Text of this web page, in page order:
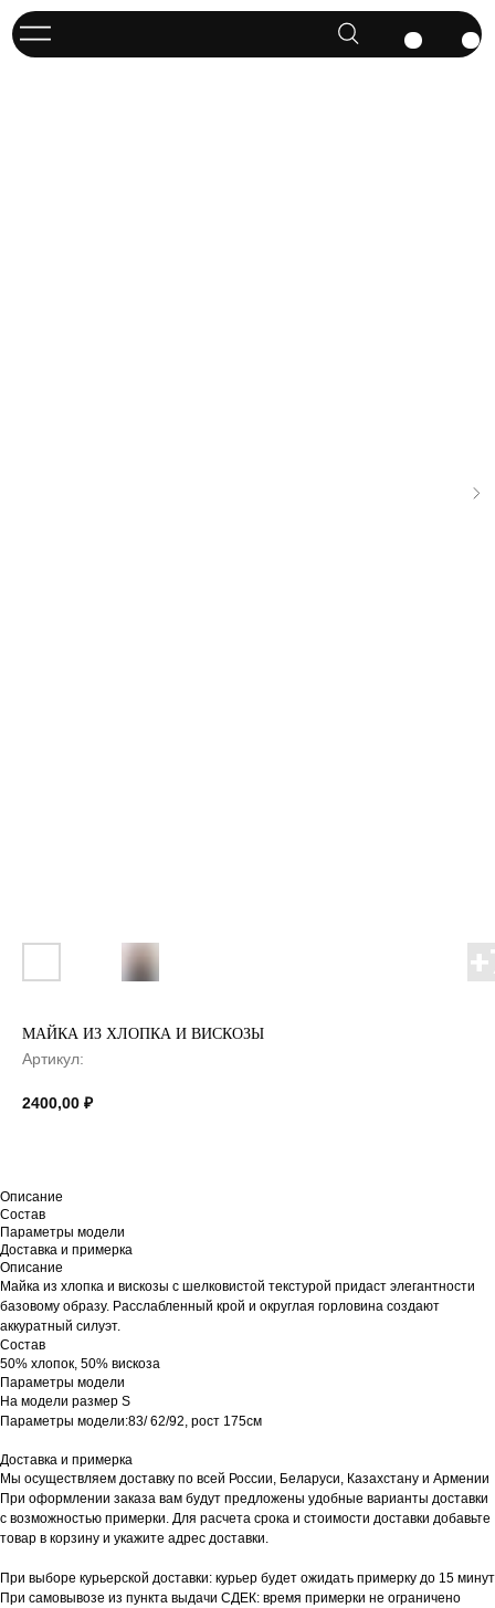
МАЙКА ИЗ ХЛОПКА И ВИСКОЗЫ
Артикул:
2400,00 ₽
Описание
Состав
Параметры модели
Доставка и примерка
Описание
Майка из хлопка и вискозы с шелковистой текстурой придаст элегантности
базовому образу. Расслабленный крой и округлая горловина создают
аккуратный силуэт.
Состав
50% хлопок, 50% вискоза
Параметры модели
На модели размер S
Параметры модели:83/ 62/92, рост 175см
Доставка и примерка
Мы осуществляем доставку по всей России, Беларуси, Казахстану и Армении
При оформлении заказа вам будут предложены удобные варианты доставки
с возможностью примерки. Для расчета срока и стоимости доставки добавьте
товар в корзину и укажите адрес доставки.
При выборе курьерской доставки: курьер будет ожидать примерку до 15 минут
При самовывозе из пункта выдачи СДЕК: время примерки не ограничено